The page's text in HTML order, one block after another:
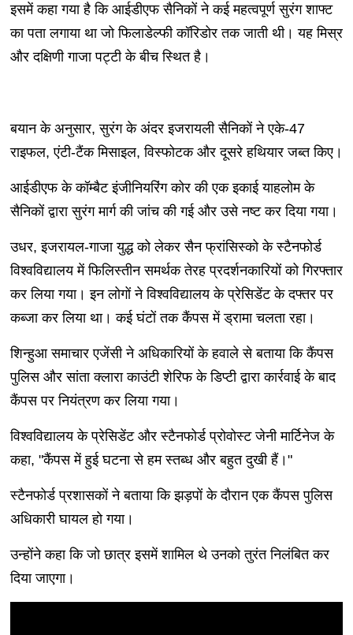
इसमें कहा गया है कि आईडीएफ सैनिकों ने कई महत्वपूर्ण सुरंग शाफ्ट
का पता लगाया था जो फिलाडेल्फी कॉरिडोर तक जाती थी। यह मिस्र
और दक्षिणी गाजा पट्टी के बीच स्थित है।
बयान के अनुसार, सुरंग के अंदर इजरायली सैनिकों ने एके-47
राइफल, एंटी-टैंक मिसाइल, विस्फोटक और दूसरे हथियार जब्त किए।
आईडीएफ के कॉम्बैट इंजीनियरिंग कोर की एक इकाई याहलोम के
सैनिकों द्वारा सुरंग मार्ग की जांच की गई और उसे नष्ट कर दिया गया।
उधर, इजरायल-गाजा युद्ध को लेकर सैन फ्रांसिस्को के स्टैनफोर्ड
विश्वविद्यालय में फिलिस्तीन समर्थक तेरह प्रदर्शनकारियों को गिरफ्तार
कर लिया गया। इन लोगों ने विश्वविद्यालय के प्रेसिडेंट के दफ्तर पर
कब्जा कर लिया था। कई घंटों तक कैंपस में ड्रामा चलता रहा।
शिन्हुआ समाचार एजेंसी ने अधिकारियों के हवाले से बताया कि कैंपस
पुलिस और सांता क्लारा काउंटी शेरिफ के डिप्टी द्वारा कार्रवाई के बाद
कैंपस पर नियंत्रण कर लिया गया।
विश्वविद्यालय के प्रेसिडेंट और स्टैनफोर्ड प्रोवोस्ट जेनी मार्टिनेज के
कहा, "कैंपस में हुई घटना से हम स्तब्ध और बहुत दुखी हैं।"
स्टैनफोर्ड प्रशासकों ने बताया कि झड़पों के दौरान एक कैंपस पुलिस
अधिकारी घायल हो गया।
उन्होंने कहा कि जो छात्र इसमें शामिल थे उनको तुरंत निलंबित कर
दिया जाएगा।